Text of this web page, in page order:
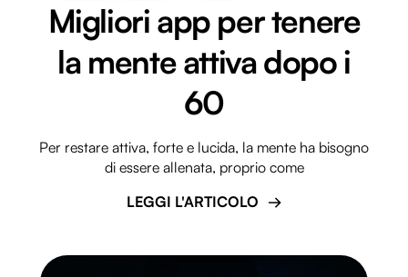
Migliori app per tenere
la mente attiva dopo i
60
Per restare attiva, forte e lucida, la mente ha bisogno
di essere allenata, proprio come
LEGGI L'ARTICOLO